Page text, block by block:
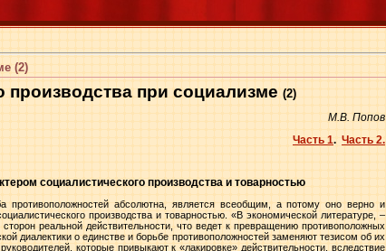
(2)
производства при социализме (2)
М.В. Попов
Часть 1. Часть 2.
социалистического производства и товарностью
противоположностей абсолютна, является всеобщим, а потому оно верно и
производства и товарностью. «В экономической литературе, –
реальной действительности, что ведет к превращению противоположных
диалектики о единстве и борьбе противоположностей заменяют тезисом об их
которые привыкают к «лакировке» действительности, вследствие